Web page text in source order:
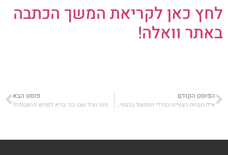
לחץ כאן לקריאת המשך הכתבה
באתר וואלה!
הפוסט הקודם
אילו חברות הצטיינו במדדי התפעול בכספים הפנסיוניים?
פוסט הבא
מהו הגיל שבו הכי בריא לפרוש מהעבודה?